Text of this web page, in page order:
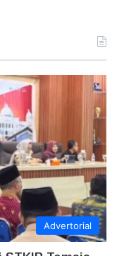
Advertorial